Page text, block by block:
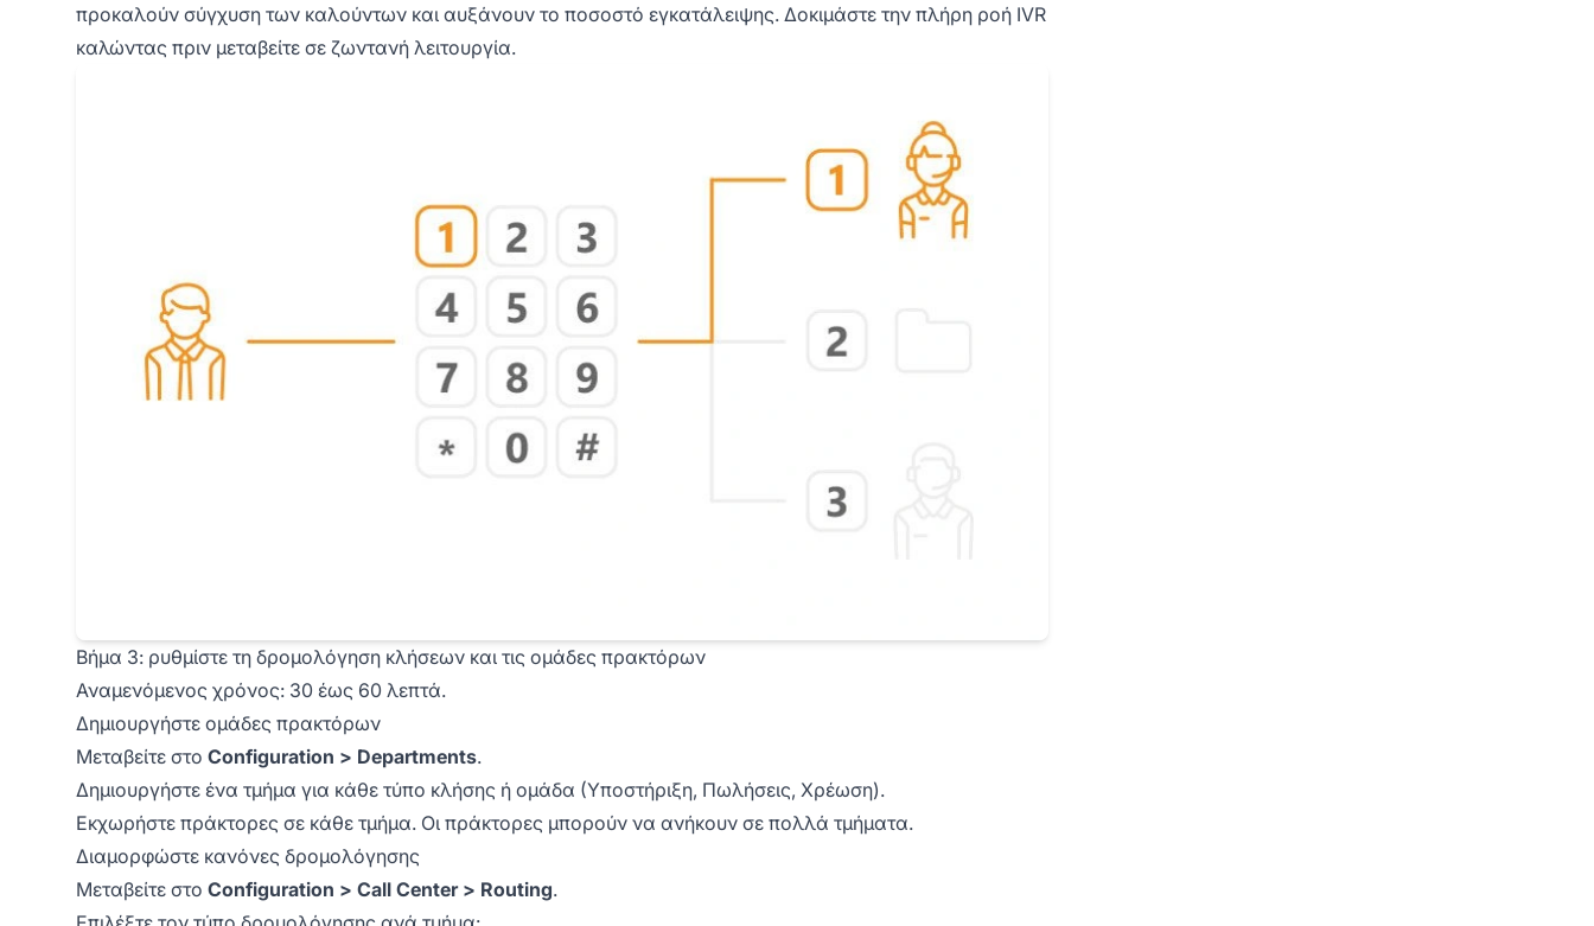
προκαλούν σύγχυση των καλούντων και αυξάνουν το ποσοστό εγκατάλειψης. Δοκιμάστε την πλήρη ροή IVR
καλώντας πριν μεταβείτε σε ζωντανή λειτουργία.
Βήμα 3: ρυθμίστε τη δρομολόγηση κλήσεων και τις ομάδες πρακτόρων
Αναμενόμενος χρόνος: 30 έως 60 λεπτά.
Δημιουργήστε ομάδες πρακτόρων
Μεταβείτε στο Configuration > Departments.
Δημιουργήστε ένα τμήμα για κάθε τύπο κλήσης ή ομάδα (Υποστήριξη, Πωλήσεις, Χρέωση).
Εκχωρήστε πράκτορες σε κάθε τμήμα. Οι πράκτορες μπορούν να ανήκουν σε πολλά τμήματα.
Διαμορφώστε κανόνες δρομολόγησης
Μεταβείτε στο Configuration > Call Center > Routing.